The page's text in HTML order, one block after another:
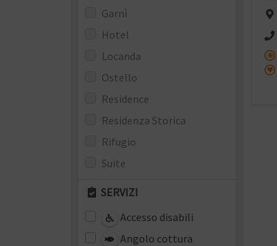
Garnì
Hotel
Locanda
Ostello
Residence
Residenza Storica
Rifugio
Suite
SERVIZI
Accesso disabili
Angolo cottura